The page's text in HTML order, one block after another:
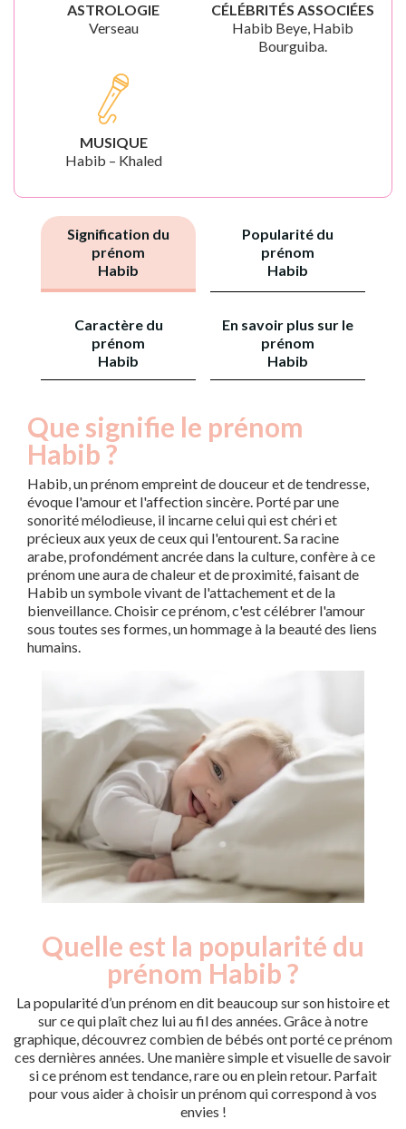
ASTROLOGIE
Verseau
CÉLÉBRITÉS ASSOCIÉES
Habib Beye, Habib
Bourguiba.
MUSIQUE
Habib – Khaled
Signification du
prénom
Habib
Popularité du
prénom
Habib
Caractère du
prénom
Habib
En savoir plus sur le
prénom
Habib
Que signifie le prénom
Habib ?
Habib, un prénom empreint de douceur et de tendresse,
évoque l'amour et l'affection sincère. Porté par une
sonorité mélodieuse, il incarne celui qui est chéri et
précieux aux yeux de ceux qui l'entourent. Sa racine
arabe, profondément ancrée dans la culture, confère à ce
prénom une aura de chaleur et de proximité, faisant de
Habib un symbole vivant de l'attachement et de la
bienveillance. Choisir ce prénom, c'est célébrer l'amour
sous toutes ses formes, un hommage à la beauté des liens
humains.
Quelle est la popularité du
prénom Habib ?
La popularité d’un prénom en dit beaucoup sur son histoire et
sur ce qui plaît chez lui au fil des années. Grâce à notre
graphique, découvrez combien de bébés ont porté ce prénom
ces dernières années. Une manière simple et visuelle de savoir
si ce prénom est tendance, rare ou en plein retour. Parfait
pour vous aider à choisir un prénom qui correspond à vos
envies !
Année
Nouveaux-
nés
2014
7
2016
6
2019
6
2021
6
2023
6
2024
5